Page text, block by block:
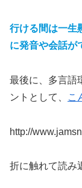
行ける間は一生
に発音や会話が
最後に、多言語
ントとして、
こ
http://
折に触れて読み